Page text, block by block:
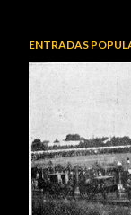
ENTRADAS